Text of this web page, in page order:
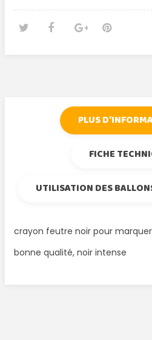
PLUS
FICHE
UTILISATION DES
crayon feutre noir pour
bonne qualité, noir intense